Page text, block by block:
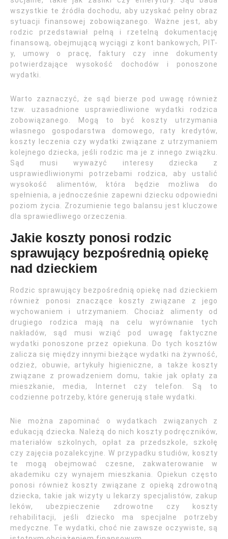
wszystkie te źródła dochodu, aby uzyskać pełny obraz
sytuacji finansowej zobowiązanego. Ważne jest, aby
rodzic przedstawiał pełną i rzetelną dokumentację
finansową, obejmującą wyciągi z kont bankowych, PIT-
y, umowy o pracę, faktury czy inne dokumenty
potwierdzające wysokość dochodów i ponoszone
wydatki.
Warto zaznaczyć, że sąd bierze pod uwagę również
tzw. uzasadnione usprawiedliwione wydatki rodzica
zobowiązanego. Mogą to być koszty utrzymania
własnego gospodarstwa domowego, raty kredytów,
koszty leczenia czy wydatki związane z utrzymaniem
kolejnego dziecka, jeśli rodzic ma je z innego związku.
Sąd musi wyważyć interesy dziecka z
usprawiedliwionymi potrzebami rodzica, aby ustalić
wysokość alimentów, która będzie możliwa do
spełnienia, a jednocześnie zapewni dziecku odpowiedni
poziom życia. Zrozumienie tego balansu jest kluczowe
dla sprawiedliwego orzeczenia.
Jakie koszty ponosi rodzic
sprawujący bezpośrednią opiekę
nad dzieckiem
Rodzic sprawujący bezpośrednią opiekę nad dzieckiem
również ponosi znaczące koszty związane z jego
wychowaniem i utrzymaniem. Chociaż alimenty od
drugiego rodzica mają na celu wyrównanie tych
nakładów, sąd musi wziąć pod uwagę faktyczne
wydatki ponoszone przez opiekuna. Do tych kosztów
zalicza się między innymi bieżące wydatki na żywność,
odzież, obuwie, artykuły higieniczne, a także koszty
związane z prowadzeniem domu, takie jak opłaty za
mieszkanie, media, Internet czy telefon. Są to
codzienne potrzeby, które generują stałe wydatki.
Nie można zapominać o wydatkach związanych z
edukacją dziecka. Należą do nich koszty podręczników,
materiałów szkolnych, opłat za przedszkole, szkołę
czy zajęcia pozalekcyjne. W przypadku studiów, koszty
te mogą obejmować czesne, zakwaterowanie w
akademiku czy wynajem mieszkania. Opiekun często
ponosi również koszty związane z opieką zdrowotną
dziecka, takie jak wizyty u lekarzy specjalistów, zakup
leków, ubezpieczenie zdrowotne czy koszty
rehabilitacji, jeśli dziecko ma specjalne potrzeby
medyczne. Te wydatki, choć nie zawsze oczywiste, są